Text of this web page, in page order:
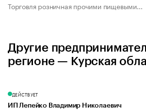
Торговля розничная прочими пищевыми...
Другие
регионе — Курская
ДЕЙСТВУЕТ
ИП Лепейко Владимир Николаевич